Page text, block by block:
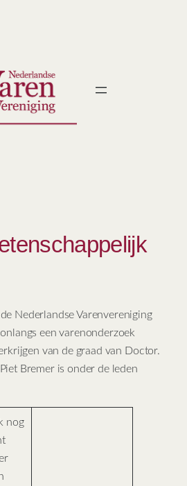
Nederlandse Varenvereniging
een varenonderzoek
van de graad van Doctor.
Bremer is onder de leden
nog